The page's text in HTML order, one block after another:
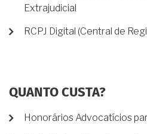
Extrajudicial
RCPJ Digital (Central de
QUANTO CUSTA?
Honorários Advocatícios